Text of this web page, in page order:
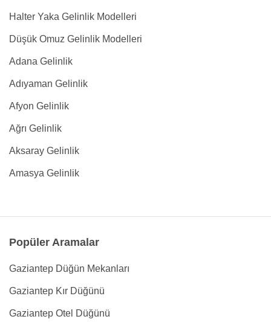
Halter Yaka Gelinlik Modelleri
Düşük Omuz Gelinlik Modelleri
Adana Gelinlik
Adıyaman Gelinlik
Afyon Gelinlik
Ağrı Gelinlik
Aksaray Gelinlik
Amasya Gelinlik
Popüler Aramalar
Gaziantep Düğün Mekanları
Gaziantep Kır Düğünü
Gaziantep Otel Düğünü